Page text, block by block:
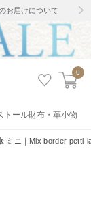
お届けについて
0
トール財布・革小物
ミニ｜Mix border petti-